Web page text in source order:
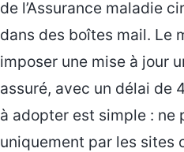
de l’Assurance maladie
dans des boîtes mail. Le
imposer une mise à jour
assuré, avec un délai de
à adopter est simple : ne
uniquement par les sites